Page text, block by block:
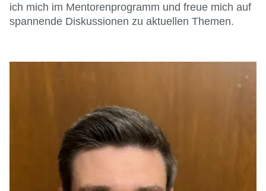
ich mich im Mentorenprogramm und freue mich auf
spannende Diskussionen zu aktuellen Themen.